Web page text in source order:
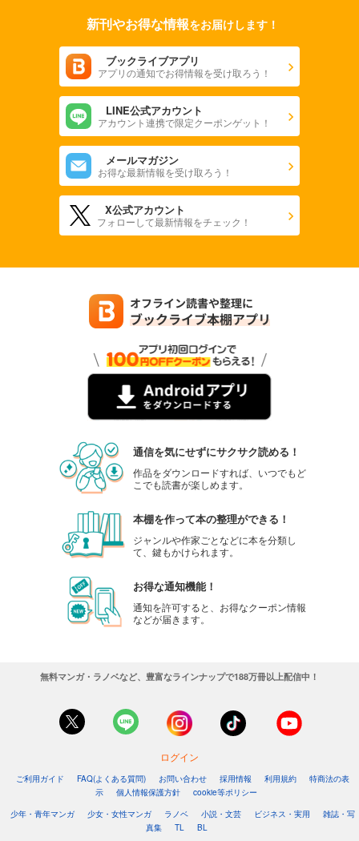
新刊やお得な情報をお届けします！
ブックライブアプリ
アプリの通知でお得情報を受け取ろう！
LINE公式アカウント
アカウント連携で限定クーポンゲット！
メールマガジン
お得な最新情報を受け取ろう！
X公式アカウント
フォローして最新情報をチェック！
通信を気にせずにサクサク読める！
作品をダウンロードすれば、いつでもど
こでも読書が楽しめます。
本棚を作って本の整理ができる！
ジャンルや作家ごとなどに本を分類し
て、鍵もかけられます。
お得な通知機能！
通知を許可すると、お得なクーポン情報
などが届きます。
無料マンガ・ラノベなど、豊富なラインナップで188万冊以上配信中！
ログイン
ご利用ガイド FAQ(よくある質問) お問い合わせ 採用情報 利用規約
特商法の表
示
個人情報保護方針
cookie等ポリシー
少年・青年マンガ
少女・女性マンガ ラノベ 小説・文芸 ビジネス・実用
雑誌・写
真集
TL BL